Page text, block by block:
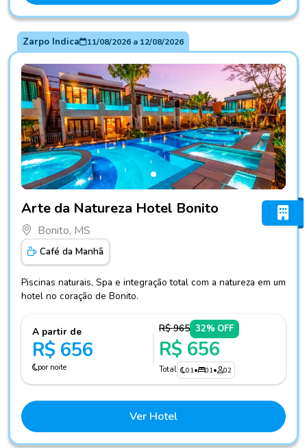
Zarpo Indica 11/08/2026a 12/08/2026
Arte da Natureza Hotel Bonito
Bonito, MS
Café da Manhã
Piscinas naturais, Spa e integração total com a natureza em um
hotel no coração de Bonito.
A partir de
R$ 656
por noite
R$ 965 32% OFF
R$ 656
Total 01• 01• 02
Ver Hotel